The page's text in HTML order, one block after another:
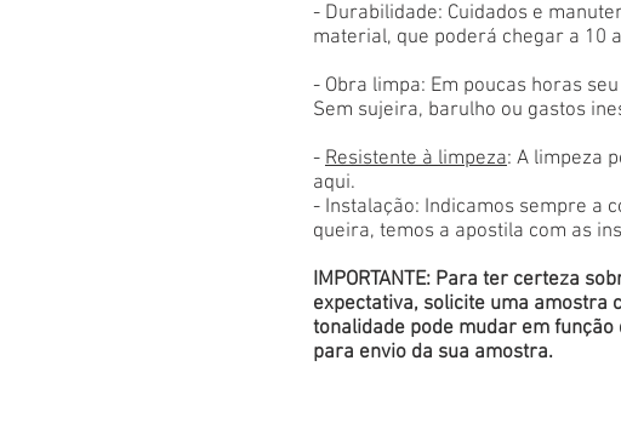
- Durabilidade: Cuidados e
material, que poderá chegar a 10
- Obra limpa: Em poucas horas
Sem sujeira, barulho ou gastos
- Resistente à limpeza: A limpeza
aqui.
- Instalação: Indicamos sempre a
queira, temos a apostila com as
IMPORTANTE: Para ter certeza
expectativa, solicite uma amostra
tonalidade pode mudar em
para envio da sua amostra.